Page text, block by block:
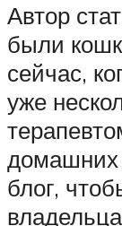
Автор
были
сейчас,
уже
домашних
блог,